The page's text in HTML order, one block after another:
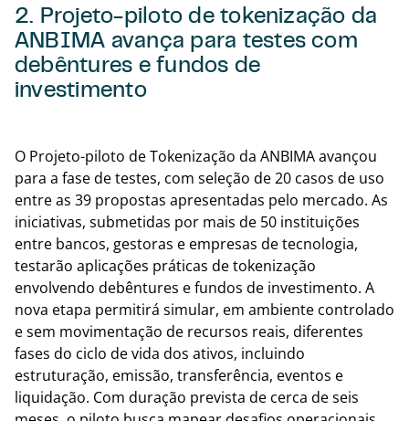
2. Projeto-piloto de tokenização da
ANBIMA avança para testes com
debêntures e fundos de
investimento
O Projeto-piloto de Tokenização da ANBIMA avançou
para a fase de testes, com seleção de 20 casos de uso
entre as 39 propostas apresentadas pelo mercado. As
iniciativas, submetidas por mais de 50 instituições
entre bancos, gestoras e empresas de tecnologia,
testarão aplicações práticas de tokenização
envolvendo debêntures e fundos de investimento. A
nova etapa permitirá simular, em ambiente controlado
e sem movimentação de recursos reais, diferentes
fases do ciclo de vida dos ativos, incluindo
estruturação, emissão, transferência, eventos e
liquidação. Com duração prevista de cerca de seis